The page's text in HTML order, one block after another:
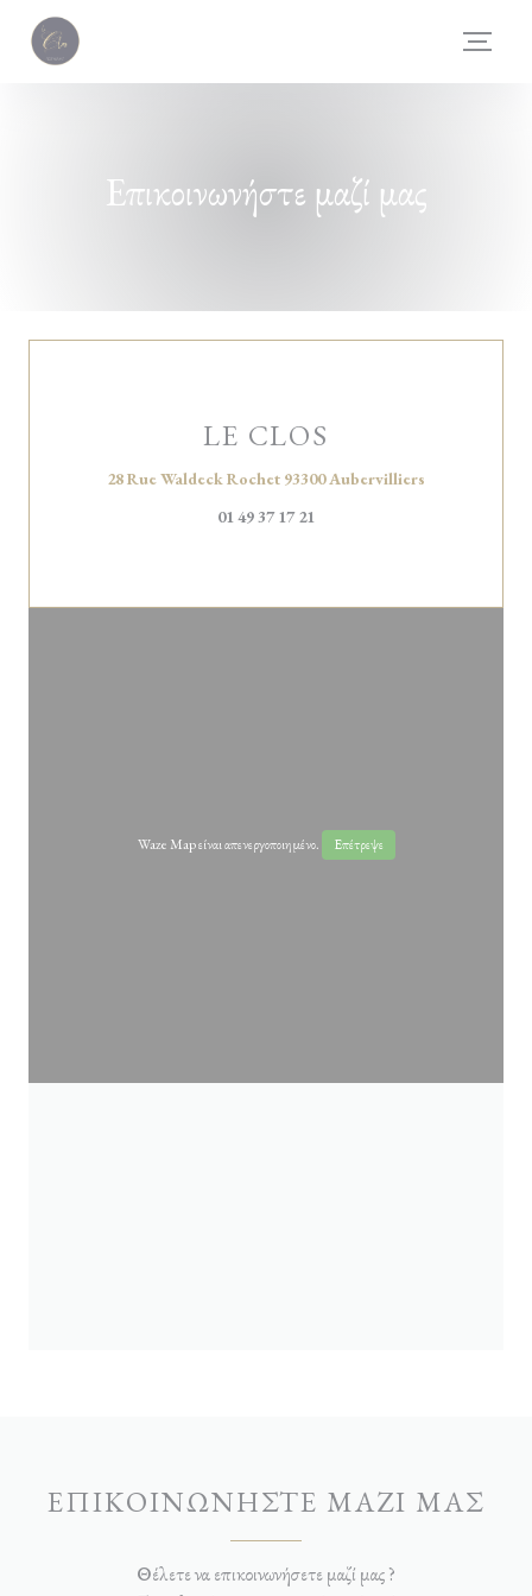
Πίνακας διαχείρισης "Μπισκότων" (Cookies)
Επικοινωνήστε μαζί μας
LE CLOS
28 Rue Waldeck Rochet 93300 Aubervilliers
01 49 37 17 21
Waze Map είναι απενεργοποιημένο. Επέτρεψε
ΕΠΙΚΟΙΝΩΝΉΣΤΕ ΜΑΖΊ ΜΑΣ
Θέλετε να επικοινωνήσετε μαζί μας ?